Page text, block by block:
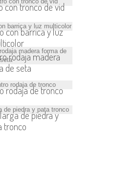
con tronco de vid
con barrica y luz
rodaja madera
de seta
rodaja de tronco
de piedra y
tronco